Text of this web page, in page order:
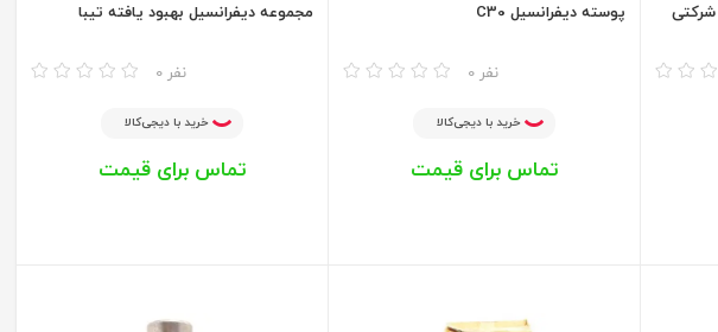
شرکتی پوسته دیفرانسیل C30
0 نفر
خرید با دیجی‌کالا
تماس برای قیمت
مجموعه دیفرانسیل بهبود یافته تیبا
0 نفر
خرید با دیجی‌کالا
تماس برای قیمت